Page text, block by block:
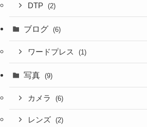
DTP (2)
ブログ (6)
ワードプレス (1)
写真 (9)
カメラ (6)
レンズ (2)